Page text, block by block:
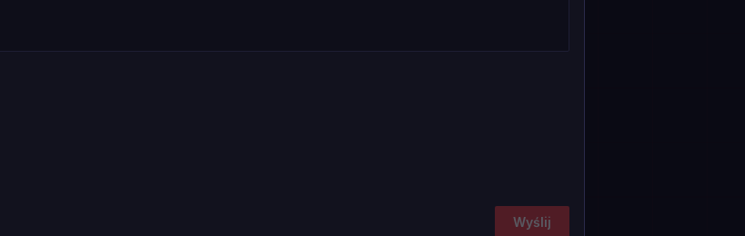
Wyślij